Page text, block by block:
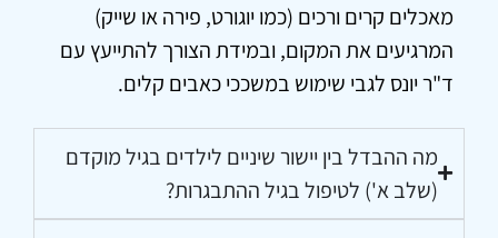
מאכלים קרים ורכים (כמו יוגורט, פירה או שייק)
המרגיעים את המקום, ובמידת הצורך להתייעץ עם
ד"ר יונס לגבי שימוש במשככי כאבים קלים.
מה ההבדל בין יישור שיניים לילדים בגיל מוקדם
(שלב א') לטיפול בגיל ההתבגרות?